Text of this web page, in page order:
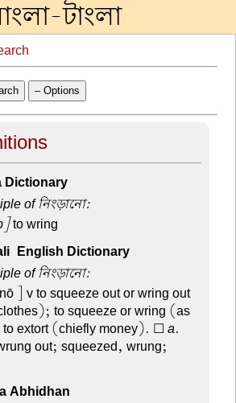
টাংলা
– Options
Dictionary
of নিংড়ানো:
to wring
English Dictionary
of নিংড়ানো:
] v to squeeze out or wring out
to squeeze or wring (as
extort (chiefly money). ☐a.
out; squeezed, wrung;
Abhidhan